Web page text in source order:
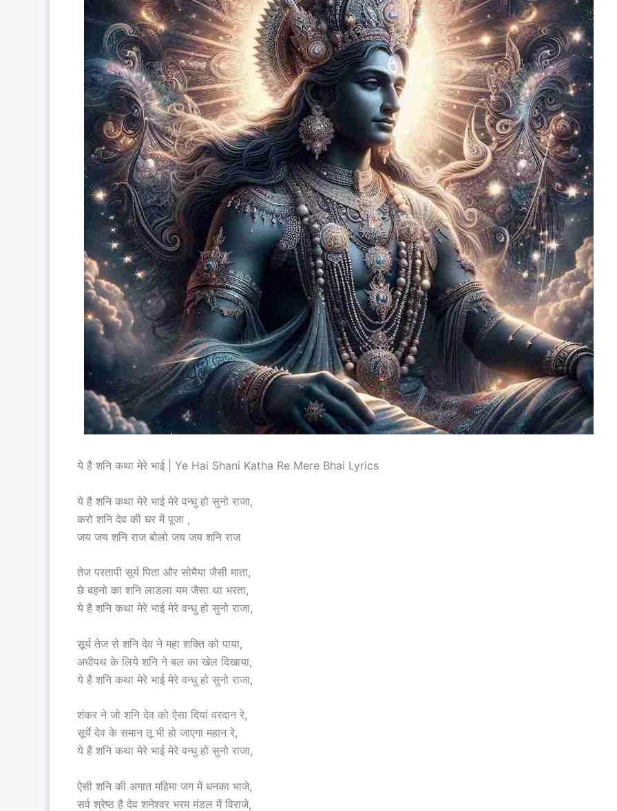
ये है शनि कथा मेरे भाई | Ye Hai Shani Katha Re Mere Bhai Lyrics
ये है शनि कथा मेरे भाई मेरे वन्धु हो सुनो राजा,
करो शनि देव की घर में पूजा ,
जय जय शनि राज बोलो जय जय शनि राज
तेज परतापी सूर्य पिता और सोमैया जैसी माता,
छे बहनो का शनि लाडला यम जैसा था भरता,
ये है शनि कथा मेरे भाई मेरे वन्धु हो सुनो राजा,
सूर्य तेज से शनि देव ने महा शक्ति को पाया,
अधीपथ के लिये शनि ने बल का खेल दिखाया,
ये है शनि कथा मेरे भाई मेरे वन्धु हो सुनो राजा,
शंकर ने जो शनि देव को ऐसा दियां वरदान रे,
सूर्ये देव के समान तू भी हो जाएगा महान रे,
ये है शनि कथा मेरे भाई मेरे वन्धु हो सुनो राजा,
ऐसी शनि की अगात महिमा जग में धनका भाजे,
सर्व श्रेष्ठ है देव शनेश्वर भरम मंडल में विराजे,